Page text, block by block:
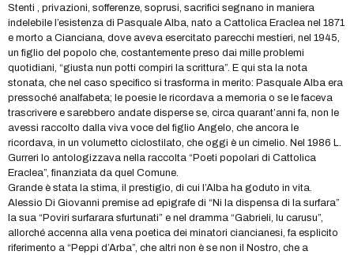
Stenti , privazioni, sofferenze, soprusi, sacrifici segnano in maniera
indelebile l’esistenza di Pasquale Alba, nato a Cattolica Eraclea nel 1871
e morto a Cianciana, dove aveva esercitato parecchi mestieri, nel 1945,
un figlio del popolo che, costantemente preso dai mille problemi
quotidiani, “giusta nun potti compiri la scrittura”. E qui sta la nota
stonata, che nel caso specifico si trasforma in merito: Pasquale Alba era
pressoché analfabeta; le poesie le ricordava a memoria o se le faceva
trascrivere e sarebbero andate disperse se, circa quarant’anni fa, non le
avessi raccolto dalla viva voce del figlio Angelo, che ancora le
ricordava, in un volumetto ciclostilato, che oggi è un cimelio. Nel 1986 L.
Gurreri lo antologizzava nella raccolta “Poeti popolari di Cattolica
Eraclea”, finanziata da quel Comune.
Grande è stata la stima, il prestigio, di cui l’Alba ha goduto in vita.
Alessio Di Giovanni premise ad epigrafe di “Ni la dispensa di la surfara”
la sua “Poviri surfarara sfurtunati” e nel dramma “Gabrieli, lu carusu”,
allorché accenna alla vena poetica dei minatori ciancianesi, fa esplicito
riferimento a “Peppi d’Arba”, che altri non è se non il Nostro, che a